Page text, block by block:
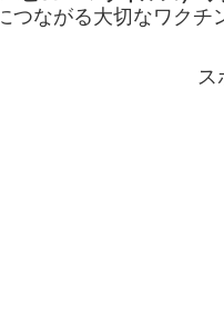
つながる大切なワクチ
ス